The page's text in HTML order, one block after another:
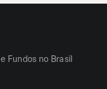
Fundos no Brasil